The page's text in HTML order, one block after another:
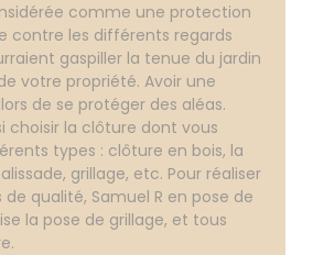
comme une protection
contre les différents regards
gaspiller la tenue du jardin
votre propriété. Avoir une
de se protéger des aléas.
choisir la clôture dont vous
types : clôture en bois, la
grillage, etc. Pour réaliser
qualité, Samuel R en pose de
la pose de grillage, et tous